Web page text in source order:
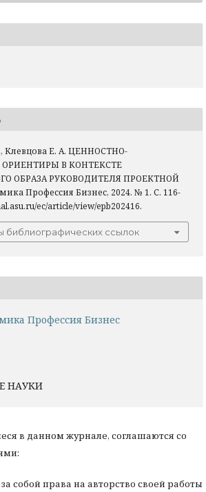
Клевцова Е. А. ЦЕННОСТНО-
В КОНТЕКСТЕ
ОБРАЗА РУКОВОДИТЕЛЯ ПРОЕКТНОЙ
Профессия Бизнес, 2024. № 1. С. 116-
ec/article/view/epb202416.
библиографических ссылок
Профессия Бизнес
НАУКИ
в данном журнале, соглашаются со
собой права на авторство своей работы